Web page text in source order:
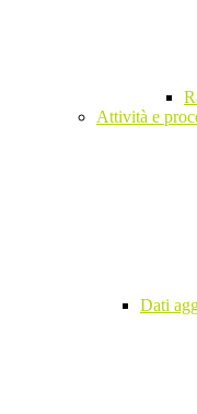
Attività e
Dati